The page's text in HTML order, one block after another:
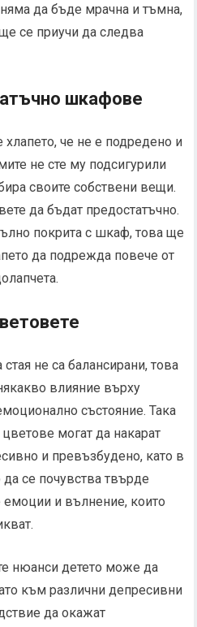
няма да бъде мрачна и тъмна,
се приучи да следва
шкафове
че не е подредено и
не сте му подсигурили
своите собствени вещи.
да бъдат предостатъчно.
покрита с шкаф, това ще
да подрежда повече от
не са балансирани, това
влияние върху
състояние. Така
могат да накарат
и превъзбудено, като в
се почувства твърде
емоции и вълнение, които
нюанси детето може да
към различни депресивни
да окажат